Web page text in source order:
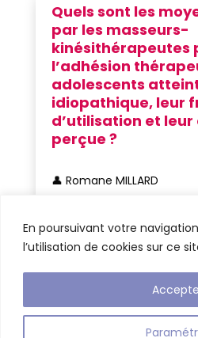
En poursuivant votre
l’utilisation de cookies sur ce
Quels sont les
par les masseurs-
kinésithérapeutes
l’adhésion
adolescents
idiopathique, leur
d’utilisation et
perçue ?
👤 Romane MILLARD
🔎Questionnaire